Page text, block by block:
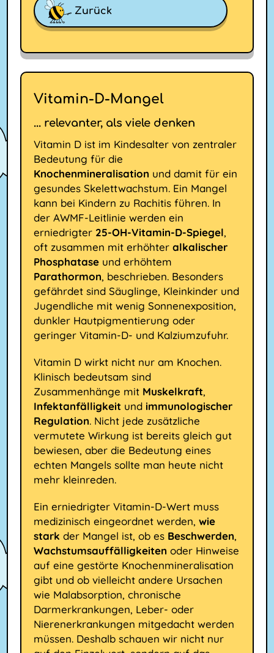
Zurück
Vitamin-D-Mangel
... relevanter, als viele denken
Vitamin D ist im Kindesalter von zentraler
Bedeutung für die
Knochenmineralisation und damit für ein
gesundes Skelettwachstum. Ein Mangel
kann bei Kindern zu Rachitis führen. In
der AWMF-Leitlinie werden ein
erniedrigter 25-OH-Vitamin-D-Spiegel,
oft zusammen mit erhöhteralkalischer
Phosphatase und erhöhtem
Parathormon, beschrieben. Besonders
gefährdet sind Säuglinge, Kleinkinder und
Jugendliche mit wenig Sonnenexposition,
dunkler Hautpigmentierung oder
geringer Vitamin-D- und Kalziumzufuhr.
Vitamin D wirkt nicht nur am Knochen.
Klinisch bedeutsam sind
Zusammenhänge mit Muskelkraft,
Infektanfälligkeit und immunologischer
Regulation. Nicht jede zusätzliche
vermutete Wirkung ist bereits gleich gut
bewiesen, aber die Bedeutung eines
echten Mangels sollte man heute nicht
mehr kleinreden.
Ein erniedrigter Vitamin-D-Wert muss
medizinisch eingeordnet werden,wie
stark der Mangel ist, ob es Beschwerden,
Wachstumsauffälligkeiten oder Hinweise
auf eine gestörte Knochenmineralisation
gibt und ob vielleicht andere Ursachen
wie Malabsorption, chronische
Darmerkrankungen, Leber- oder
Nierenerkrankungen mitgedacht werden
müssen. Deshalb schauen wir nicht nur